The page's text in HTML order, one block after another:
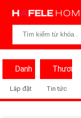
Danh
Mục
Thương
Hiệu
Lắp đặt Tin tức